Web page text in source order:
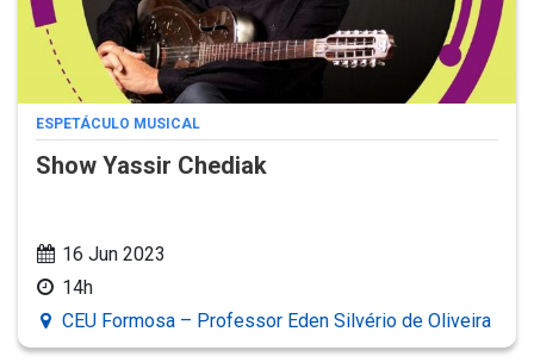
ESPETÁCULO MUSICAL
Show Yassir Chediak
16 Jun 2023
14h
CEU Formosa – Professor Eden Silvério de Oliveira